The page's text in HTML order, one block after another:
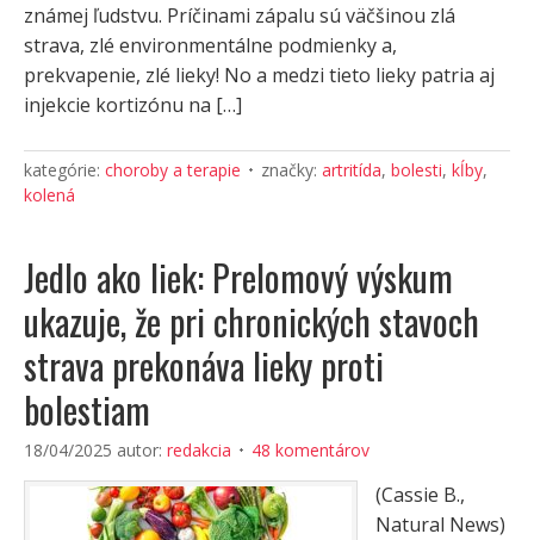
známej ľudstvu. Príčinami zápalu sú väčšinou zlá
strava, zlé environmentálne podmienky a,
prekvapenie, zlé lieky! No a medzi tieto lieky patria aj
injekcie kortizónu na […]
kategórie: choroby a terapie značky: artritída, bolesti, kĺby,
kolená
Jedlo ako liek: Prelomový výskum
ukazuje, že pri chronických stavoch
strava prekonáva lieky proti
bolestiam
18/04/2025 autor: redakcia 48 komentárov
(Cassie B.,
Natural News)